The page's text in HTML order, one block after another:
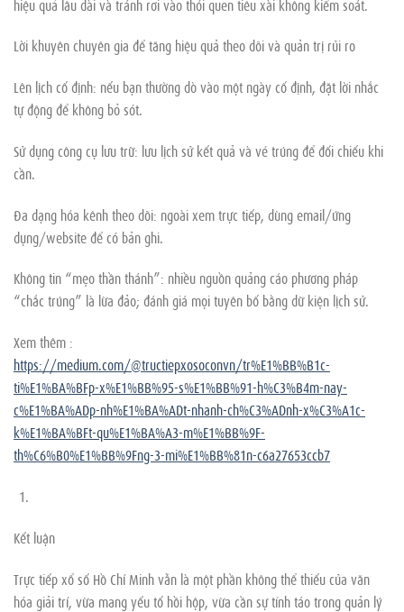
hiệu quả lâu dài và tránh rơi vào thói quen tiêu xài không kiểm soát.
Lời khuyên chuyên gia để tăng hiệu quả theo dõi và quản trị rủi ro
Lên lịch cố định: nếu bạn thường dò vào một ngày cố định, đặt lời nhắc
tự động để không bỏ sót.
Sử dụng công cụ lưu trữ: lưu lịch sử kết quả và vé trúng để đối chiếu khi
cần.
Đa dạng hóa kênh theo dõi: ngoài xem trực tiếp, dùng email/ứng
dụng/website để có bản ghi.
Không tin “mẹo thần thánh”: nhiều nguồn quảng cáo phương pháp
“chắc trúng” là lừa đảo; đánh giá mọi tuyên bố bằng dữ kiện lịch sử.
Xem thêm :
https://medium.com/@tructiepxosoconvn/tr%E1%BB%B1c-
ti%E1%BA%BFp-x%E1%BB%95-s%E1%BB%91-h%C3%B4m-nay-
c%E1%BA%ADp-nh%E1%BA%ADt-nhanh-ch%C3%ADnh-x%C3%A1c-
k%E1%BA%BFt-qu%E1%BA%A3-m%E1%BB%9F-
th%C6%B0%E1%BB%9Fng-3-mi%E1%BB%81n-c6a27653ccb7
Kết luận
Trực tiếp xổ số Hồ Chí Minh vẫn là một phần không thể thiếu của văn
hóa giải trí, vừa mang yếu tố hồi hộp, vừa cần sự tỉnh táo trong quản lý